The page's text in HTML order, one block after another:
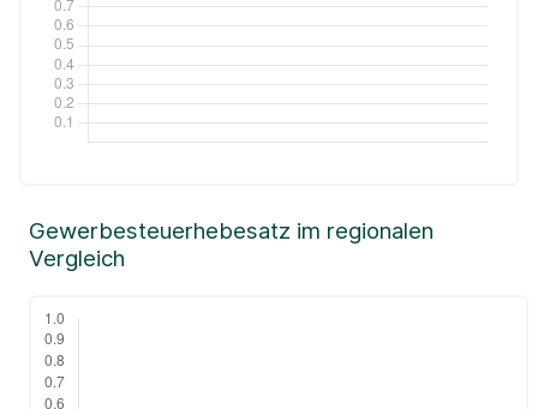
Gewerbesteuerhebesatz im regionalen
Vergleich